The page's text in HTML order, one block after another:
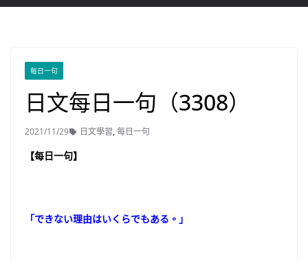
每日一句
日文每日一句（3308）
2021/11/29 日文學習,每日一句
【每日一句】
「できない理由はいくらでもある。」